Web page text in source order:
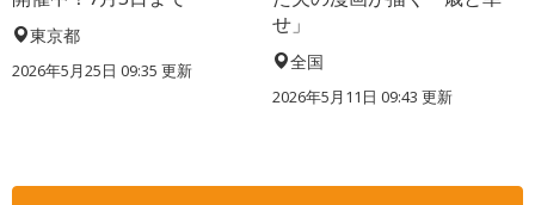
東京都
2026年5月25日 09:35 更新
せ」
全国
2026年5月11日 09:43 更新